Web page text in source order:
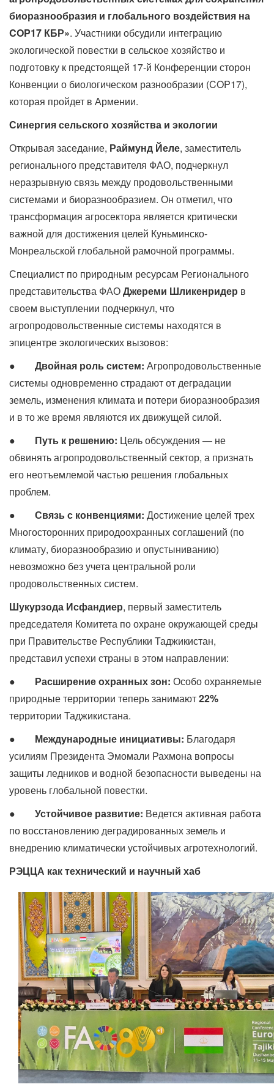
биоразнообразия и глобального воздействия на
COP17 КБР». Участники обсудили интеграцию
экологической повестки в сельское хозяйство и
подготовку к предстоящей 17-й Конференции сторон
Конвенции о биологическом разнообразии (COP17),
которая пройдет в Армении.
Синергия сельского хозяйства и экологии
Открывая заседание, Раймунд Йеле, заместитель
регионального представителя ФАО, подчеркнул
неразрывную связь между продовольственными
системами и биоразнообразием. Он отметил, что
трансформация агросектора является критически
важной для достижения целей Куньминско-
Монреальской глобальной рамочной программы.
Специалист по природным ресурсам Регионального
представительства ФАОДжереми Шликенридер в
своем выступлении подчеркнул, что
агропродовольственные системы находятся в
эпицентре экологических вызовов:
● Двойная роль систем: Агропродовольственные
системы одновременно страдают от деградации
земель, изменения климата и потери биоразнообразия
и в то же время являются их движущей силой.
● Путь к решению: Цель обсуждения — не
обвинять агропродовольственный сектор, а признать
его неотъемлемой частью решения глобальных
проблем.
● Связь с конвенциями: Достижение целей трех
Многосторонних природоохранных соглашений (по
климату, биоразнообразию и опустыниванию)
невозможно без учета центральной роли
продовольственных систем.
Шукурзода Исфандиер, первый заместитель
председателя Комитета по охране окружающей среды
при Правительстве Республики Таджикистан,
представил успехи страны в этом направлении:
● Расширение охранных зон: Особо охраняемые
природные территории теперь занимают22%
территории Таджикистана.
● Международные инициативы: Благодаря
усилиям Президента Эмомали Рахмона вопросы
защиты ледников и водной безопасности выведены на
уровень глобальной повестки.
● Устойчивое развитие: Ведется активная работа
по восстановлению деградированных земель и
внедрению климатически устойчивых агротехнологий.
РЭЦЦА как технический и научный хаб